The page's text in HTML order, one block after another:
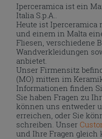
Iperceramica ist ein
Italia S.p.A..
Heute ist Iperceramica
und einem in Malta
Fliesen, verschiedene
Wandverkleidungen
anbietet.
Unser Firmensitz
(MO) mitten im
Informationen finden
Sie haben Fragen zu
können uns entweder
erreichen, oder Sie
schreiben. Unser
und Ihre Fragen gleich